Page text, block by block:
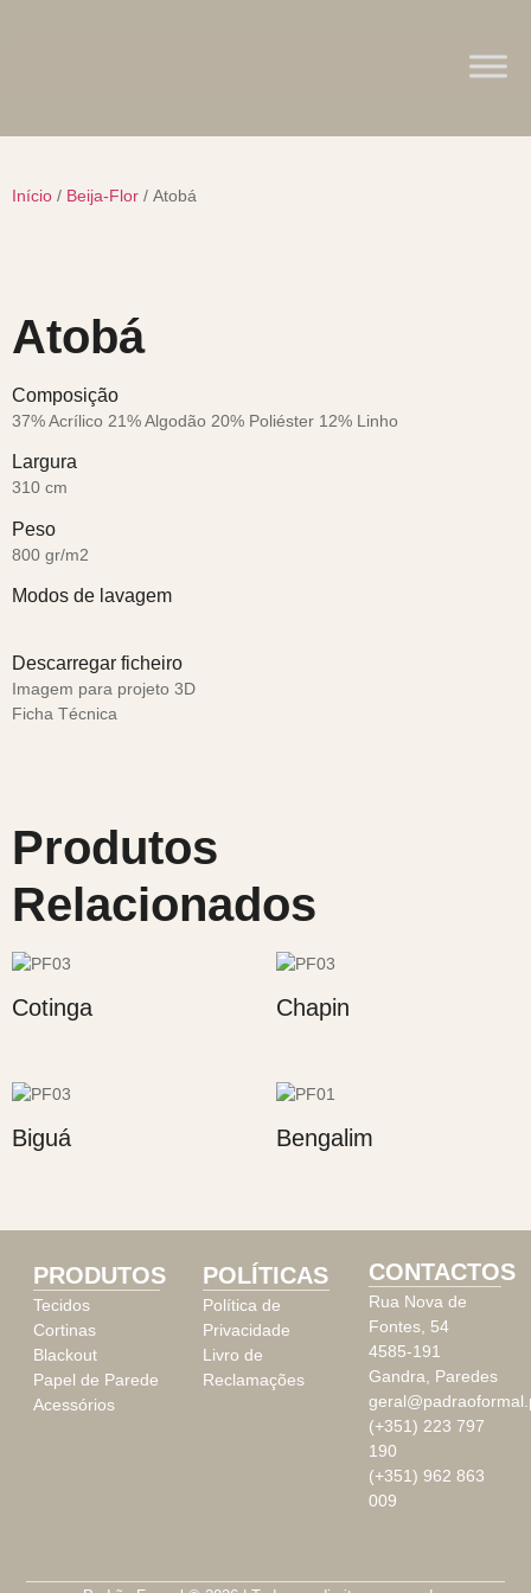
Início / Beija-Flor / Atobá
Atobá
Composição
37% Acrílico 21% Algodão 20% Poliéster 12% Linho
Largura
310 cm
Peso
800 gr/m2
Modos de lavagem
Descarregar ficheiro
Imagem para projeto 3D
Ficha Técnica
Produtos
Relacionados
Cotinga Chapin
Biguá Bengalim
PRODUTOS
Tecidos
Cortinas
Blackout
Papel de Parede
Acessórios
POLÍTICAS
Política de
Privacidade
Livro de
Reclamações
CONTACTOS
Rua Nova de
Fontes, 54
4585-191
Gandra, Paredes
(+351) 223 797
190
(+351) 962 863
009